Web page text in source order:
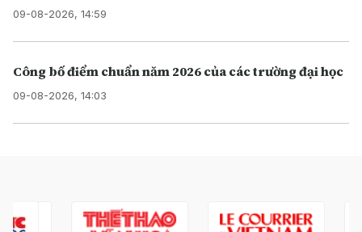
09-08-2026, 14:59
Công bố điểm chuẩn năm 2026 của các trường đại học
09-08-2026, 14:03